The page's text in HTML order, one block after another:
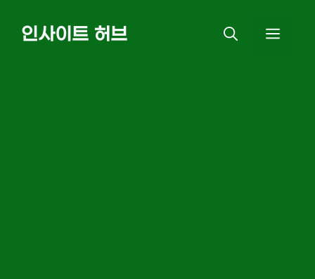
인사이트 허브